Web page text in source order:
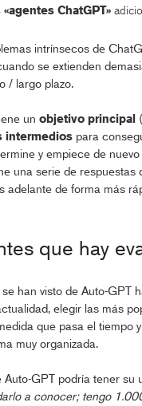
ChatGPT»
intrínsecos de
se extienden
/ largo plazo.
un objetivo principal
intermediospara
y empiece de
una serie de
adelante de forma más
que hay
han visto de Auto-GPT
elegir las más
que pasa el tiempo
muy organizada.
GPT podría tener su
a conocer; tengo